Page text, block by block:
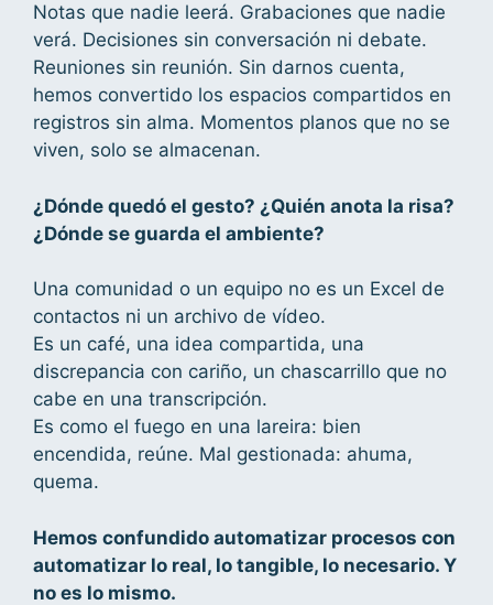
Notas que nadie leerá. Grabaciones que nadie
verá. Decisiones sin conversación ni debate.
Reuniones sin reunión. Sin darnos cuenta,
hemos convertido los espacios compartidos en
registros sin alma. Momentos planos que no se
viven, solo se almacenan.
¿Dónde quedó el gesto? ¿Quién anota la risa?
¿Dónde se guarda el ambiente?
Una comunidad o un equipo no es un Excel de
contactos ni un archivo de vídeo.
Es un café, una idea compartida, una
discrepancia con cariño, un chascarrillo que no
cabe en una transcripción.
Es como el fuego en una lareira: bien
encendida, reúne. Mal gestionada: ahuma,
quema.
Hemos confundido automatizar procesos con
automatizar lo real, lo tangible, lo necesario. Y
no es lo mismo.